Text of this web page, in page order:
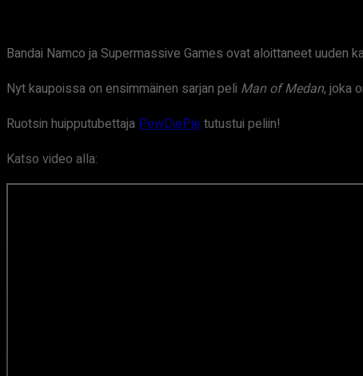
Bandai Namco ja Supermassive Games ovat aloittaneet uuden
Nyt kaupoissa on ensimmäinen sarjan peli Man of Medan, joka
Ruotsin huipputubettajaPewDiePietutustui peliin!
Katso video alla: